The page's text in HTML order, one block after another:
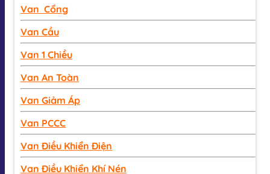
Van Cổng
Van Cầu
Van 1 Chiều
Van An Toàn
Van Giảm Áp
Van PCCC
Van Điều Khiển Điện
Van Điều Khiển Khí Nén